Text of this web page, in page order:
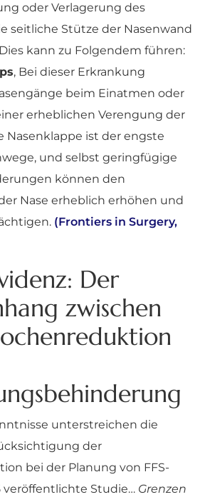
oder Verlagerung des
seitliche Stütze der Nasenwand
kann zu Folgendem führen:
, Bei dieser Erkrankung
beim Einatmen oder
erheblichen Verengung der
Nasenklappe ist der engste
und selbst geringfügige
können den
Nase erheblich erhöhen und
(Frontiers in Surgery,
Der
zwischen
unterstreichen die
der
bei der Planung von FFS-
veröffentlichte Studie… Grenzen